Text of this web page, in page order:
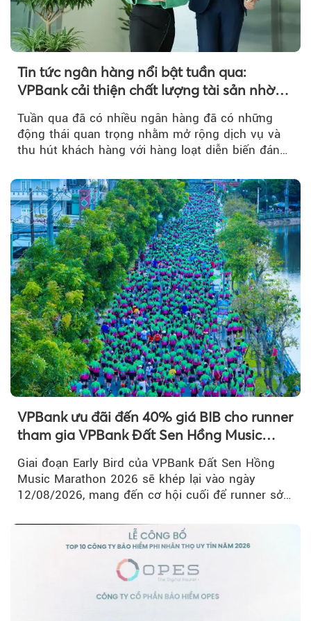
Tin tức ngân hàng nổi bật tuần qua:
VPBank cải thiện chất lượng tài sản nhờ
quản trị rủi ro và công nghệ
Tuần qua đã có nhiều ngân hàng đã có những
động thái quan trọng nhằm mở rộng dịch vụ và
thu hút khách hàng với hàng loạt diễn biến đáng
VPBank ưu đãi đến 40% giá BIB cho runner
tham gia VPBank Đất Sen Hồng Music
Giai đoạn Early Bird của VPBank Đất Sen Hồng
Music Marathon 2026 sẽ khép lại vào ngày
12/08/2026, mang đến cơ hội cuối để runner sở